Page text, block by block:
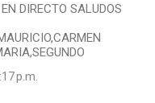
DIRECTO SALUDOS
p.m.